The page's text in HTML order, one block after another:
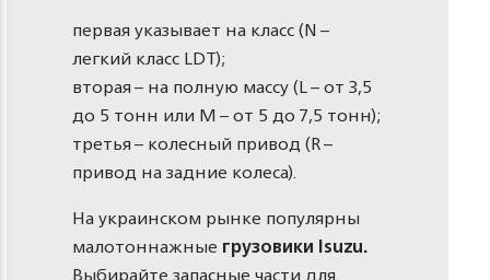
первая указывает на класс (N –
легкий класс LDT);
вторая – на полную массу (L – от 3,5
до 5 тонн или M – от 5 до 7,5 тонн);
третья – колесный привод (R –
привод на задние колеса).
На украинском рынке популярны
малотоннажные грузовики Isuzu.